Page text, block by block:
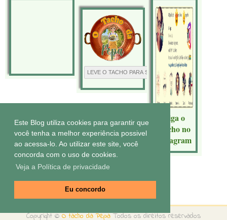
Este Blog utiliza cookies para garantir que
você tenha a melhor experiência possivel
ao acessa-lo. Ao utilizar este site, você
concorda com o uso de cookies.
Veja a Política de privacidade
Eu concordo
Siga o
Tacho no
Instagram
Tecnologia doBlogger.
Copyright ©O tacho da PepaTodos os direitos reservados